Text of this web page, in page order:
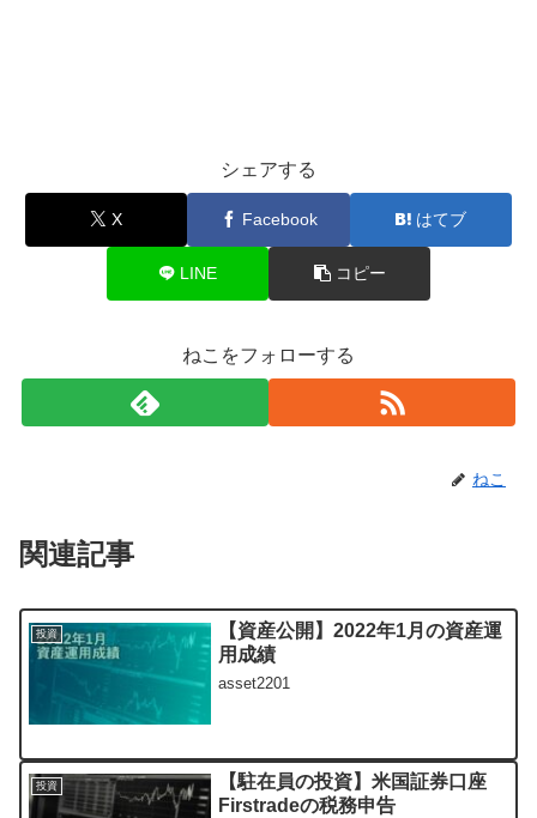
シェアする
X Facebook はてブ
LINE コピー
ねこをフォローする
ねこ
関連記事
投資
【資産公開】2022年1月の資産運
用成績
asset2201
投資
【駐在員の投資】米国証券口座
Firstradeの税務申告